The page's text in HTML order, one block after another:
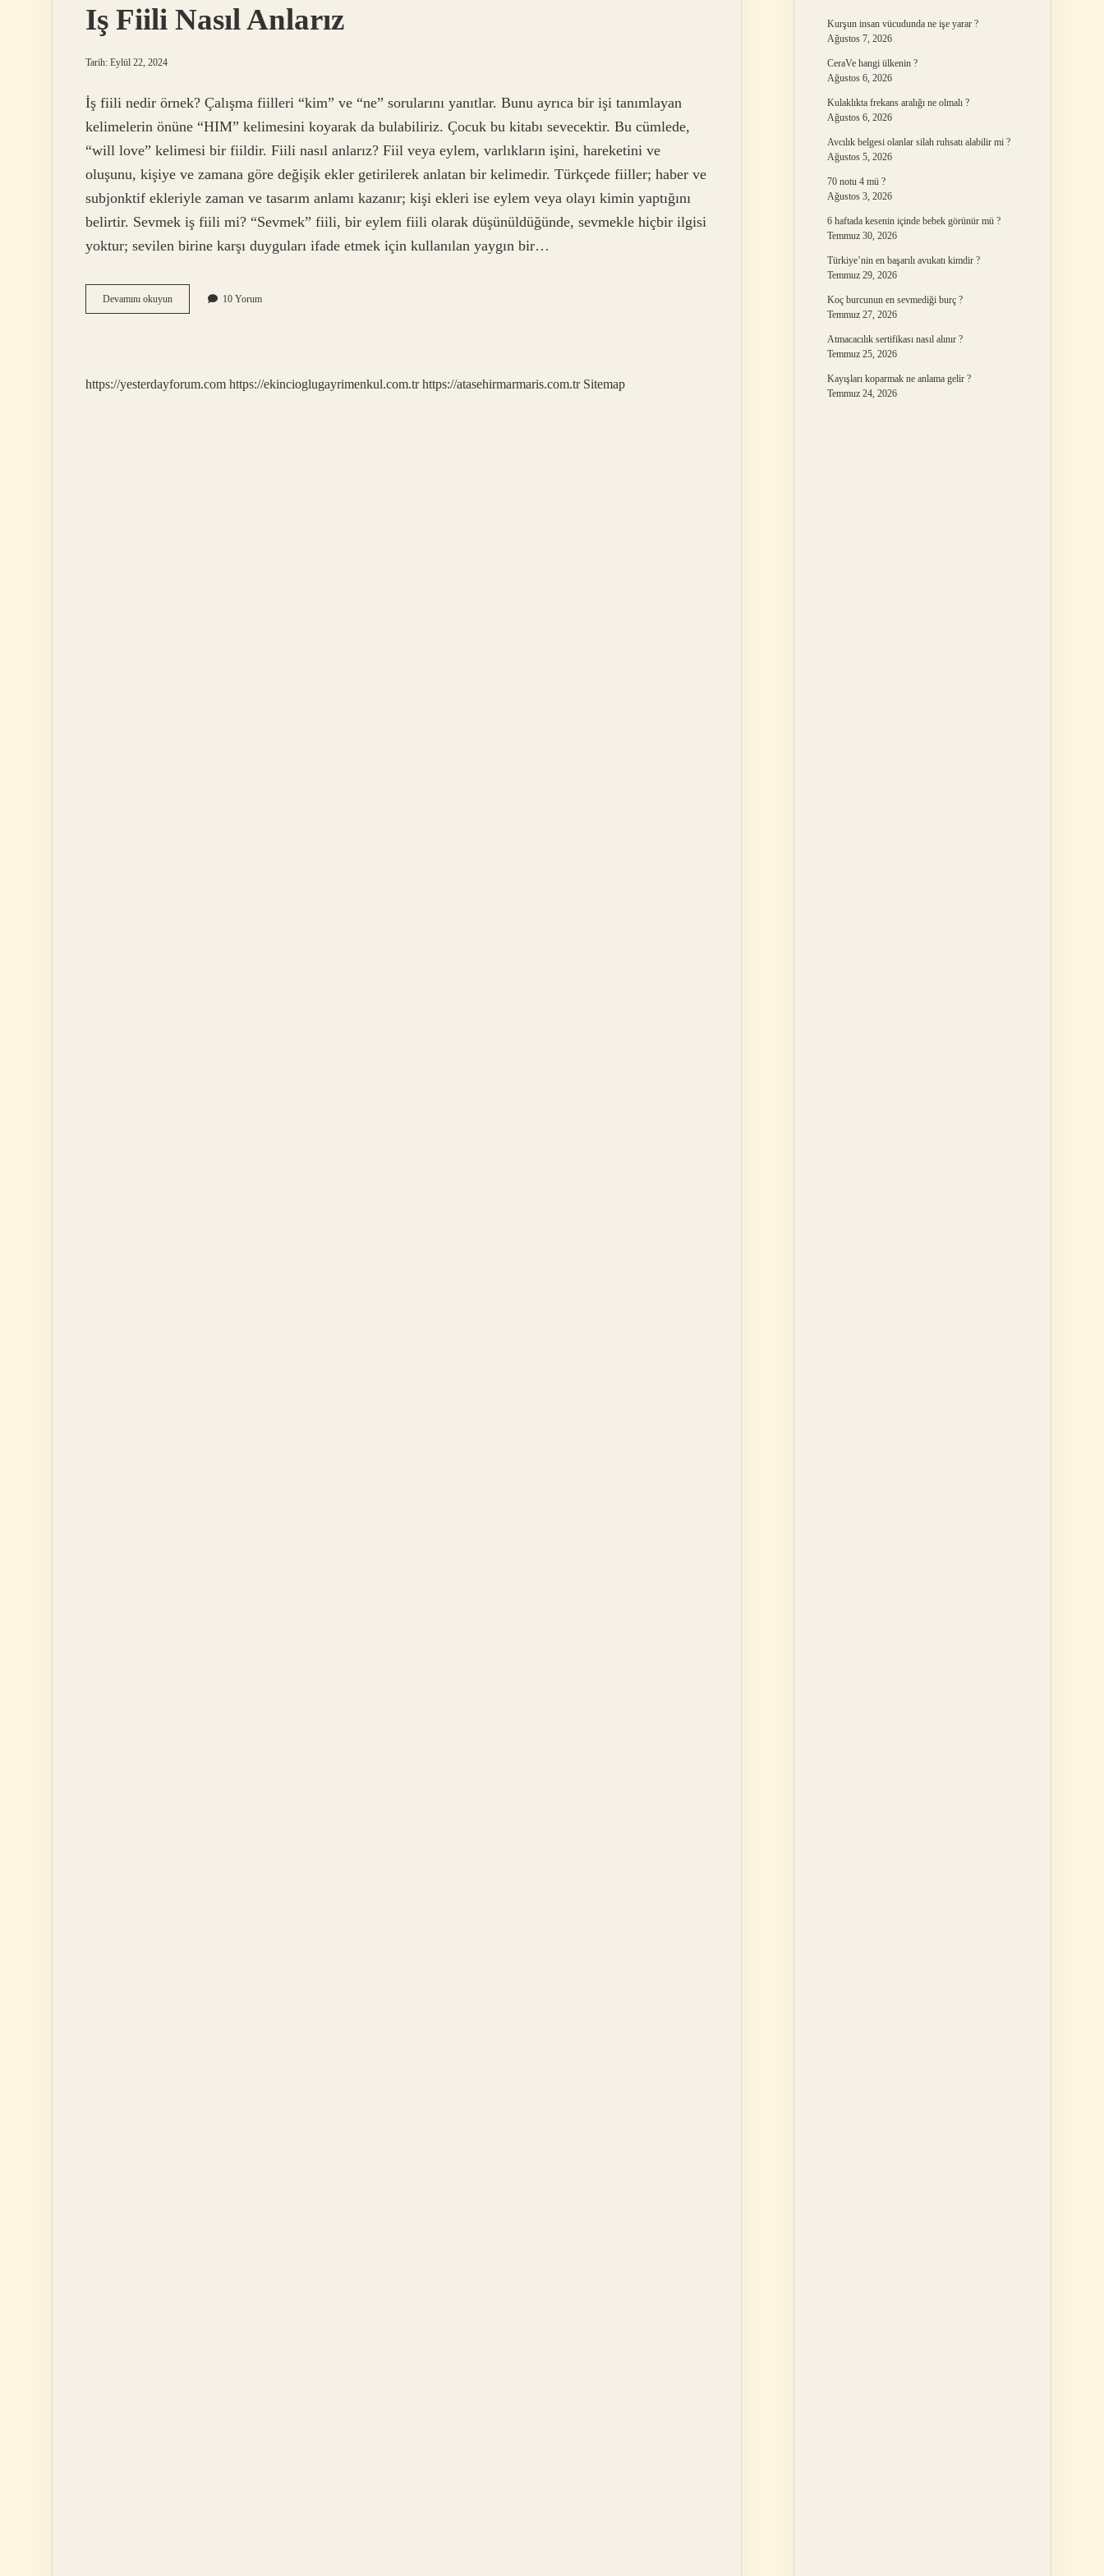
Iş Fiili Nasıl Anlarız
Tarih: Eylül 22, 2024
İş fiili nedir örnek? Çalışma fiilleri “kim” ve “ne” sorularını yanıtlar. Bunu ayrıca bir işi tanımlayan
kelimelerin önüne “HIM” kelimesini koyarak da bulabiliriz. Çocuk bu kitabı sevecektir. Bu cümlede,
“will love” kelimesi bir fiildir. Fiili nasıl anlarız? Fiil veya eylem, varlıkların işini, hareketini ve
oluşunu, kişiye ve zamana göre değişik ekler getirilerek anlatan bir kelimedir. Türkçede fiiller; haber ve
subjonktif ekleriyle zaman ve tasarım anlamı kazanır; kişi ekleri ise eylem veya olayı kimin yaptığını
belirtir. Sevmek iş fiili mi? “Sevmek” fiili, bir eylem fiili olarak düşünüldüğünde, sevmekle hiçbir ilgisi
yoktur; sevilen birine karşı duyguları ifade etmek için kullanılan yaygın bir…
Devamını okuyunIş
Fiili
10 Yorum
https://yesterdayforum.com https://ekincioglugayrimenkul.com.tr https://atasehirmarmaris.com.tr Sitemap
Kurşun insan vücudunda ne işe yarar ?
Ağustos 7, 2026
CeraVe hangi ülkenin ?
Ağustos 6, 2026
Kulaklıkta frekans aralığı ne olmalı ?
Ağustos 6, 2026
Avcılık belgesi olanlar silah ruhsatı alabilir mi ?
Ağustos 5, 2026
70 notu 4 mü ?
Ağustos 3, 2026
6 haftada kesenin içinde bebek görünür mü ?
Temmuz 30, 2026
Türkiye’nin en başarılı avukatı kimdir ?
Temmuz 29, 2026
Koç burcunun en sevmediği burç ?
Temmuz 27, 2026
Atmacacılık sertifikası nasıl alınır ?
Temmuz 25, 2026
Kayışları koparmak ne anlama gelir ?
Temmuz 24, 2026